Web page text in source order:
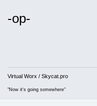
-op-
Virtual Worx / Skycat.pro
"Now it's going somewhere"